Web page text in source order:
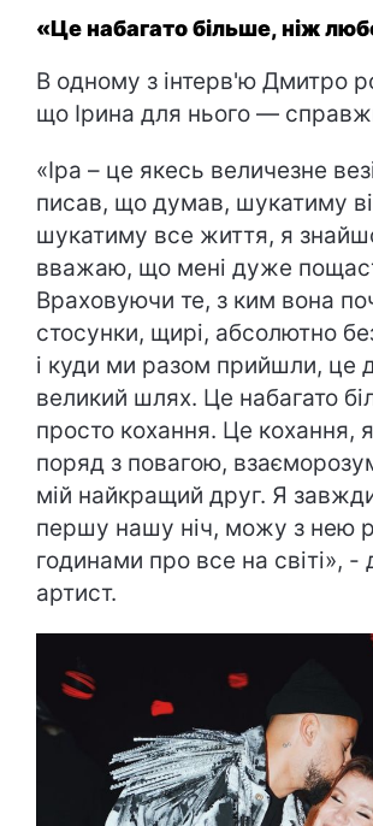
«Це набагато більше, ніж
В одному з інтерв'ю Дмитро
що Ірина для нього —
«Іра – це якесь величезне
писав, що думав, шукатиму
шукатиму все життя, я
вважаю, що мені дуже
Враховуючи те, з ким вона
стосунки, щирі, абсолютно
і куди ми разом прийшли, це
великий шлях. Це набагато
просто кохання. Це кохання,
поряд з повагою,
мій найкращий друг. Я
першу нашу ніч, можу з нею
годинами про все на світі», -
артист.